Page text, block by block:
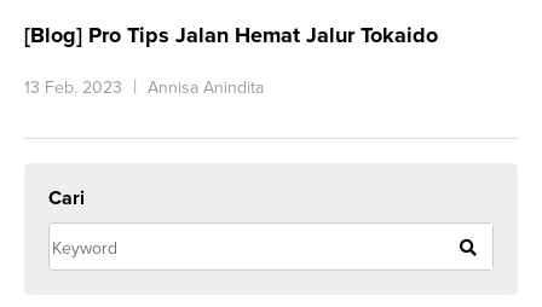
[Blog] Pro Tips Jalan Hemat Jalur Tokaido
13 Feb. 2023 Annisa Anindita
Cari